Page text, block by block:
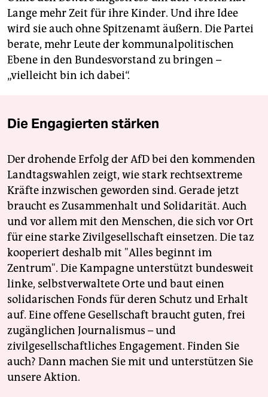
Lange mehr Zeit für ihre Kinder. Und ihre Idee
wird sie auch ohne Spitzenamt äußern. Die Partei
berate, mehr Leute der kommunalpolitischen
Ebene in den Bundesvorstand zu bringen –
„vielleicht bin ich dabei“.
Die Engagierten stärken
Der drohende Erfolg der AfD bei den kommenden
Landtagswahlen zeigt, wie stark rechtsextreme
Kräfte inzwischen geworden sind. Gerade jetzt
braucht es Zusammenhalt und Solidarität. Auch
und vor allem mit den Menschen, die sich vor Ort
für eine starke Zivilgesellschaft einsetzen. Die taz
kooperiert deshalb mit "Alles beginnt im
Zentrum". Die Kampagne unterstützt bundesweit
linke, selbstverwaltete Orte und baut einen
solidarischen Fonds für deren Schutz und Erhalt
auf. Eine offene Gesellschaft braucht guten, frei
zugänglichen Journalismus – und
zivilgesellschaftliches Engagement. Finden Sie
auch? Dann machen Sie mit und unterstützen Sie
unsere Aktion.